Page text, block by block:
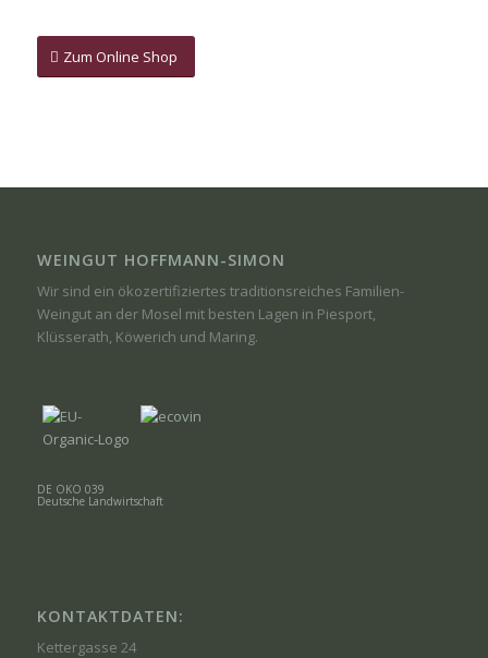
Zum Online Shop
WEINGUT HOFFMANN-SIMON
Wir sind ein ökozertifiziertes traditionsreiches Familien-
Weingut an der Mosel mit besten Lagen in Piesport,
Klüsserath, Köwerich und Maring.
DE ÖKO 039
Deutsche Landwirtschaft
KONTAKTDATEN:
Kettergasse 24